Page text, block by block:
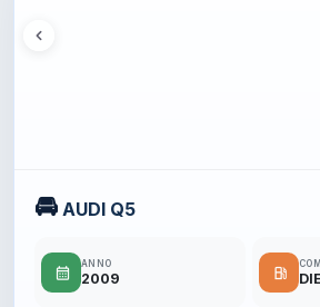
🚘 AUDI Q5
calendar_month
ANNO
2009 local_gas_station